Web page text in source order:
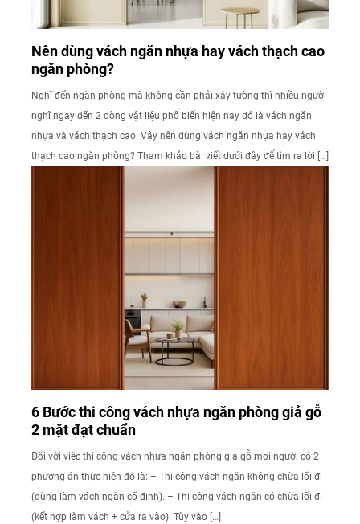
Nên dùng vách ngăn nhựa hay vách thạch cao
ngăn phòng?
Nghĩ đến ngăn phòng mà không cần phải xây tường thì nhiều người
nghĩ ngay đến 2 dòng vật liệu phổ biến hiện nay đó là vách ngăn
nhựa và vách thạch cao. Vậy nên dùng vách ngăn nhựa hay vách
thạch cao ngăn phòng? Tham khảo bài viết dưới đây để tìm ra lời […]
6 Bước thi công vách nhựa ngăn phòng giả gỗ
2 mặt đạt chuẩn
Đối với việc thi công vách nhựa ngăn phòng giả gỗ mọi người có 2
phương án thực hiện đó là: – Thi công vách ngăn không chừa lối đi
(dùng làm vách ngăn cố định). – Thi công vách ngăn có chừa lối đi
(kết hợp làm vách + cửa ra vào). Tùy vào […]